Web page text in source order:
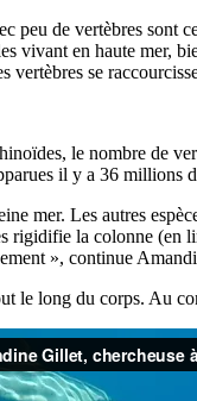
peu de vertèbres sont
vivant en haute mer,
vertèbres se
le nombre de
il y a 36 millions
mer. Les autres
rigidifie la colonne (en
», continue
le long du corps. Au